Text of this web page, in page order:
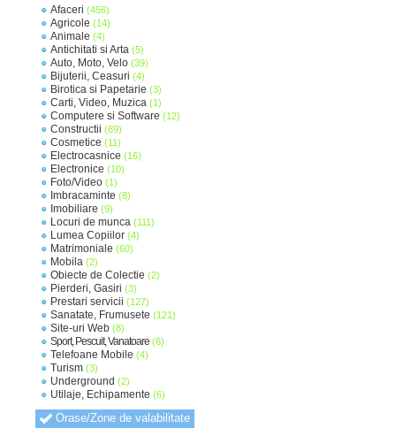
Afaceri (456)
Agricole (14)
Animale (4)
Antichitati si Arta (5)
Auto, Moto, Velo (39)
Bijuterii, Ceasuri (4)
Birotica si Papetarie (3)
Carti, Video, Muzica (1)
Computere si Software (12)
Constructii (89)
Cosmetice (11)
Electrocasnice (16)
Electronice (10)
Foto/Video (1)
Imbracaminte (8)
Imobiliare (9)
Locuri de munca (111)
Lumea Copiilor (4)
Matrimoniale (60)
Mobila (2)
Obiecte de Colectie (2)
Pierderi, Gasiri (3)
Prestari servicii (127)
Sanatate, Frumusete (121)
Site-uri Web (8)
Sport, Pescuit, Vanatoare (6)
Telefoane Mobile (4)
Turism (3)
Underground (2)
Utilaje, Echipamente (6)
Orase/Zone de valabilitate